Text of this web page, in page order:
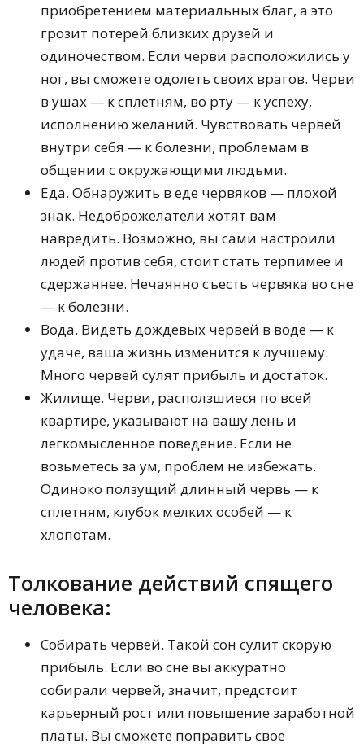
приобретением материальных благ, а это
грозит потерей близких друзей и
одиночеством. Если черви расположились у
ног, вы сможете одолеть своих врагов. Черви
в ушах — к сплетням, во рту — к успеху,
исполнению желаний. Чувствовать червей
внутри себя — к болезни, проблемам в
общении с окружающими людьми.
Еда. Обнаружить в еде червяков — плохой
знак. Недоброжелатели хотят вам
навредить. Возможно, вы сами настроили
людей против себя, стоит стать терпимее и
сдержаннее. Нечаянно съесть червяка во сне
— к болезни.
Вода. Видеть дождевых червей в воде — к
удаче, ваша жизнь изменится к лучшему.
Много червей сулят прибыль и достаток.
Жилище. Черви, расползшиеся по всей
квартире, указывают на вашу лень и
легкомысленное поведение. Если не
возьметесь за ум, проблем не избежать.
Одиноко ползущий длинный червь — к
сплетням, клубок мелких особей — к
хлопотам.
Толкование действий спящего
человека:
Собирать червей. Такой сон сулит скорую
прибыль. Если во сне вы аккуратно
собирали червей, значит, предстоит
карьерный рост или повышение заработной
платы. Вы сможете поправить свое